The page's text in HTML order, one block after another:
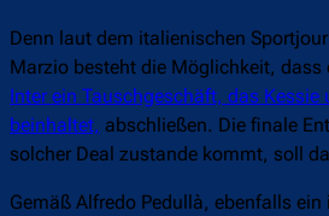
Denn laut dem italienischen
Marzio besteht die Möglichkeit, dass
Inter ein Tauschgeschäft, das Kessie
beinhaltet, abschließen. Die finale
solcher Deal zustande kommt, soll
Gemäß Alfredo Pedullà, ebenfalls